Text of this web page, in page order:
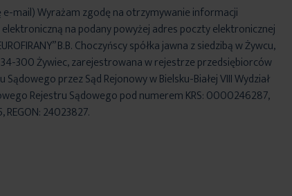
e-mail) Wyrażam zgodę na otrzymywanie informacji
na podany powyżej adres poczty elektronicznej
B.B. Choczyńscy spółka jawna z siedzibą w Żywcu,
34-300 Żywiec, zarejestrowana w rejestrze przedsiębiorców
przez Sąd Rejonowy w Bielsku-Białej VIII Wydział
Rejestru Sądowego pod numerem KRS: 0000246287,
REGON: 24023827.